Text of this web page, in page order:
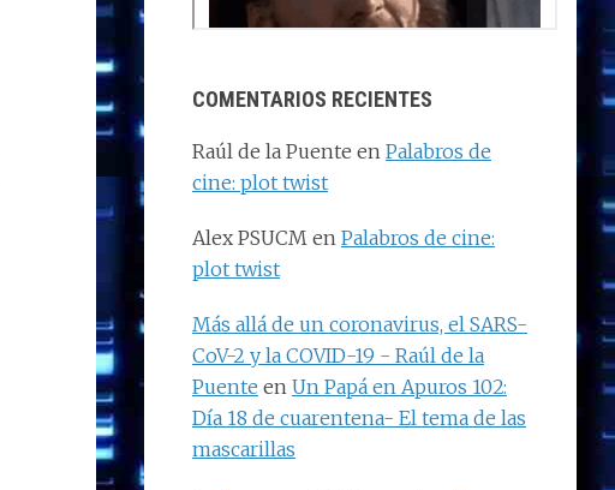
COMENTARIOS RECIENTES
Raúl de la Puente en Palabros de
cine: plot twist
Alex PSUCM en Palabros de cine:
plot twist
Más allá de un coronavirus, el SARS-
CoV-2 y la COVID-19 - Raúl de la
Puente en Un Papá en Apuros 102:
Día 18 de cuarentena- El tema de las
mascarillas